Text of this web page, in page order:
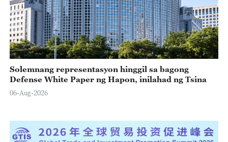
Solemnang representasyon hinggil sa bagong
Defense White Paper ng Hapon, inilahad ng Tsina
06-Aug-2026